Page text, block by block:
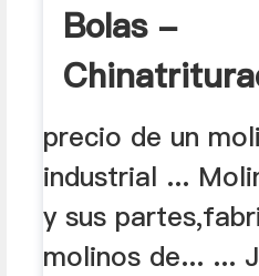
Bolas -
precio de un
industrial ...
y sus
molinos de... ...